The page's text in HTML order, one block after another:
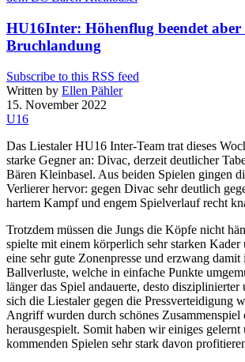
HU16Inter: Höhenflug beendet aber
Bruchlandung
Subscribe to this RSS feed
Written by Ellen Pähler
15. November 2022
U16
Das Liestaler HU16 Inter-Team trat dieses
starke Gegner an: Divac, derzeit deutlicher
Bären Kleinbasel. Aus beiden Spielen gingen
Verlierer hervor: gegen Divac sehr deutlich
hartem Kampf und engem Spielverlauf recht
Trotzdem müssen die Jungs die Köpfe nicht
spielte mit einem körperlich sehr starken
eine sehr gute Zonenpresse und erzwang
Ballverluste, welche in einfache Punkte
länger das Spiel andauerte, desto disziplinierter
sich die Liestaler gegen die Pressverteidigung
Angriff wurden durch schönes
herausgespielt. Somit haben wir einiges gelernt
kommenden Spielen sehr stark davon